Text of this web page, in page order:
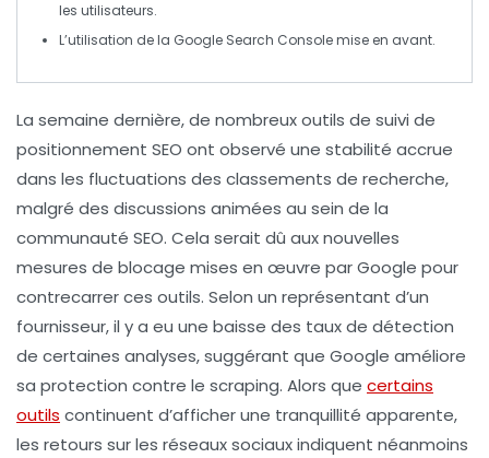
les utilisateurs.
L’utilisation de la Google Search Consolemise en avant.
La semaine dernière, de nombreuxoutils de suivi de
positionnement SEO ont observé une stabilité accrue
dans les fluctuations des classements de recherche,
malgré des discussions animées au sein de la
communauté SEO. Cela serait dû aux nouvelles
mesures de blocage mises en œuvre parGoogle pour
contrecarrer ces outils. Selon un représentant d’un
fournisseur, il y a eu une baisse des taux de détection
de certaines analyses, suggérant que Google améliore
sa protection contre le scraping. Alors que certains
outils continuent d’afficher une tranquillité apparente,
les retours sur les réseaux sociaux indiquent néanmoins